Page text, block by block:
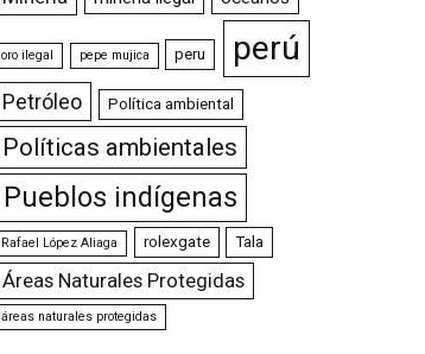
oro ilegal pepe mujica peru perú
Petróleo Política ambiental
Políticas ambientales
Pueblos indígenas
Rafael López Aliaga rolexgate Tala
Áreas Naturales Protegidas
áreas naturales protegidas